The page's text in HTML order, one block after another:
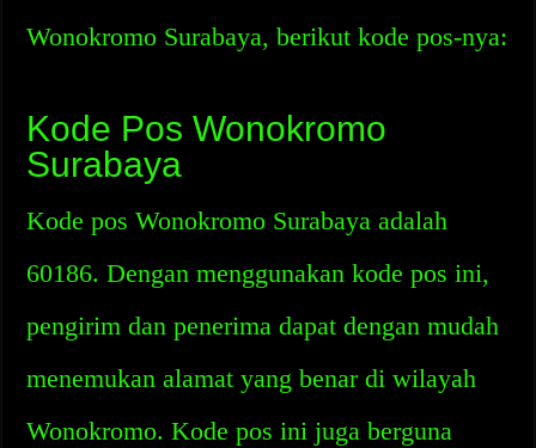
Wonokromo Surabaya, berikut kode pos-nya:
Kode Pos Wonokromo
Surabaya
Kode pos Wonokromo Surabaya adalah
60186. Dengan menggunakan kode pos ini,
pengirim dan penerima dapat dengan mudah
menemukan alamat yang benar di wilayah
Wonokromo. Kode pos ini juga berguna